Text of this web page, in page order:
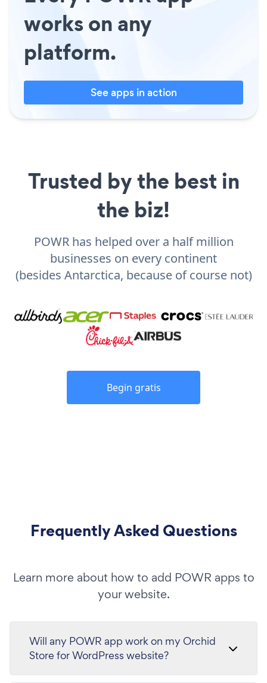
works on any
platform.
See apps in action
Trusted by the best in
the biz!
POWR has helped over a half million
businesses on every continent
(besides Antarctica, because of course not)
Begin gratis
Frequently Asked Questions
Learn more about how to add POWR apps to
your website.
Will any POWR app work on my Orchid
Store for WordPress website?